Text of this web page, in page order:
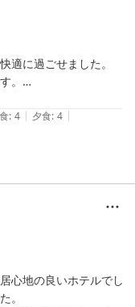
適に過ごせました。
。
と、シャンプーがリンス
ターがない、テレビは地
。
: 4 | 夕食: 4 |
心地の良いホテルでし
。